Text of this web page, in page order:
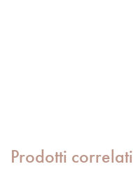
Prodotti correlati